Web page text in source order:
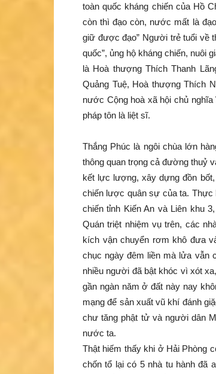
toàn quốc kháng chiến của Hồ
còn thì đạo còn, nước mất là
giữ được đạo” Người trẻ tuổi về
quốc”, ủng hộ kháng chiến, nuôi
là Hoà thượng Thích Thanh
Quảng Tuệ, Hoà thượng Thích
nước Cộng hoà xã hội chủ
pháp tôn là liệt sĩ.
Thắng Phúc là ngôi chùa lớn
thông quan trọng cả đường thuỷ
kết lực lượng, xây dựng đồn
chiến lược quân sự của ta. Thực
chiến tỉnh Kiến An và Liên khu
Quán triệt nhiệm vụ trên, các
kích vận chuyển rơm khô đưa
chục ngày đêm liền mà lửa vẫn
nhiều người đã bật khóc vì xót
gần ngàn năm ở đất này nay
mạng để sản xuất vũ khí đánh
chư tăng phật tử và người dân
nước ta.
Thật hiếm thấy khi ở Hải Phòng
chốn tổ lại có 5 nhà tu hành đã